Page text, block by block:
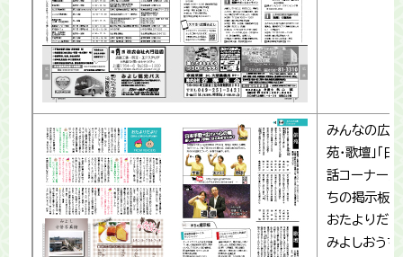
みんなの広場
苑・歌壇」「日
話コーナー」
ちの掲示板」
おたよりだよ
みよしおうち